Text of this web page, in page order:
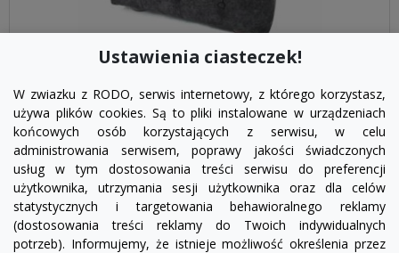
visibility
żółtyzielonyczerwony
czekoladowy
miętowy
błękitny
turkusowy
+22
Pufa Chesterfield Classic
1 250,00 zł
Ustawienia ciasteczek!
W zwiazku z RODO, serwis internetowy, z którego korzystasz,
używa plików cookies. Są to pliki instalowane w urządzeniach
końcowych osób korzystających z serwisu, w celu
administrowania serwisem, poprawy jakości świadczonych
usług w tym dostosowania treści serwisu do preferencji
użytkownika, utrzymania sesji użytkownika oraz dla celów
statystycznych i targetowania behawioralnego reklamy
(dostosowania treści reklamy do Twoich indywidualnych
potrzeb). Informujemy, że istnieje możliwość określenia przez